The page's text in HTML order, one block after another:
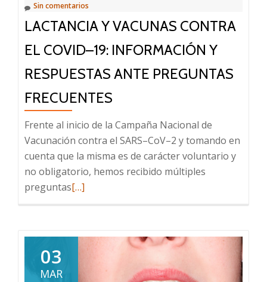
Sin comentarios
LACTANCIA Y VACUNAS CONTRA
EL COVID–19: INFORMACIÓN Y
RESPUESTAS ANTE PREGUNTAS
FRECUENTES
Frente al inicio de la Campaña Nacional de
Vacunación contra el SARS–CoV–2 y tomando en
cuenta que la misma es de carácter voluntario y
no obligatorio, hemos recibido múltiples
preguntasLeer
[…]
03
MAR